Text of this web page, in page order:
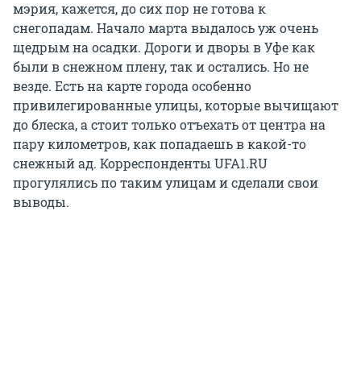
мэрия, кажется, до сих пор не готова к
снегопадам. Начало марта выдалось уж очень
щедрым на осадки. Дороги и дворы в Уфе как
были в снежном плену, так и остались. Но не
везде. Есть на карте города особенно
привилегированные улицы, которые вычищают
до блеска, а стоит только отъехать от центра на
пару километров, как попадаешь в какой-то
снежный ад. Корреспонденты UFA1.RU
прогулялись по таким улицам и сделали свои
выводы.